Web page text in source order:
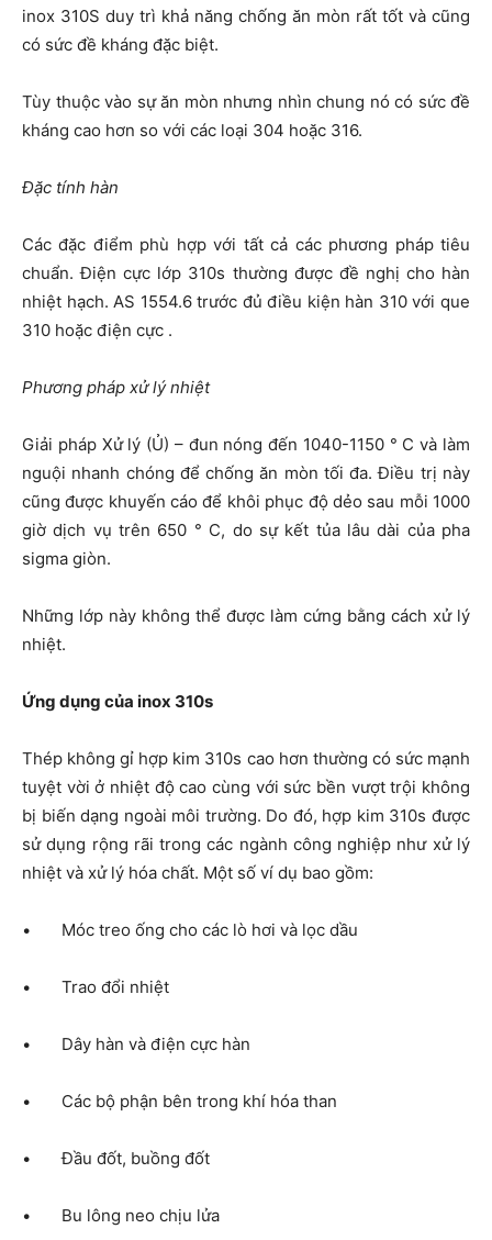
inox 310S duy trì khả năng chống ăn mòn rất tốt và cũng
có sức đề kháng đặc biệt.
Tùy thuộc vào sự ăn mòn nhưng nhìn chung nó có sức đề
kháng cao hơn so với các loại 304 hoặc 316.
Đặc tính hàn
Các đặc điểm phù hợp với tất cả các phương pháp tiêu
chuẩn. Điện cực lớp 310s thường được đề nghị cho hàn
nhiệt hạch. AS 1554.6 trước đủ điều kiện hàn 310 với que
310 hoặc điện cực .
Phương pháp xử lý nhiệt
Giải pháp Xử lý (Ủ) – đun nóng đến 1040-1150 ° C và làm
nguội nhanh chóng để chống ăn mòn tối đa. Điều trị này
cũng được khuyến cáo để khôi phục độ dẻo sau mỗi 1000
giờ dịch vụ trên 650 ° C, do sự kết tủa lâu dài của pha
sigma giòn.
Những lớp này không thể được làm cứng bằng cách xử lý
nhiệt.
Ứng dụng của inox 310s
Thép không gỉ hợp kim 310s cao hơn thường có sức mạnh
tuyệt vời ở nhiệt độ cao cùng với sức bền vượt trội không
bị biến dạng ngoài môi trường. Do đó, hợp kim 310s được
sử dụng rộng rãi trong các ngành công nghiệp như xử lý
nhiệt và xử lý hóa chất. Một số ví dụ bao gồm:
• Móc treo ống cho các lò hơi và lọc dầu
• Trao đổi nhiệt
• Dây hàn và điện cực hàn
• Các bộ phận bên trong khí hóa than
• Đầu đốt, buồng đốt
• Bu lông neo chịu lửa